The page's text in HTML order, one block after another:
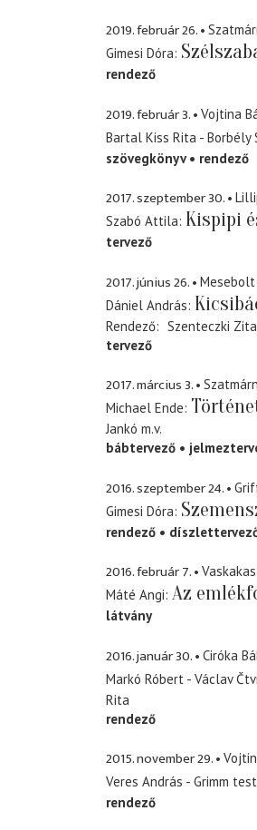
2019. február 26.
Gimesi Dóra
rendező
2019. február 3.
Vojtina
Bartal Kiss Rita - Borbély
szövegkönyv
rendező
2017. szeptember 30.
Szabó Attila Kispipi
tervező
2017. június 26.
Mesebolt
Dániel András
Rendező
Szenteczki Zita
tervező
2017. március 3.
Michael Ende
Jankó m.v.
bábtervező
2016. szeptember 24.
Gimesi Dóra
rendező
2016. február 7.
Máté Angi Az
látvány
2016. január 30.
Ciróka
Markó Róbert - Václav
Rita
rendező
2015. november 29.
Veres András - Grimm
rendező